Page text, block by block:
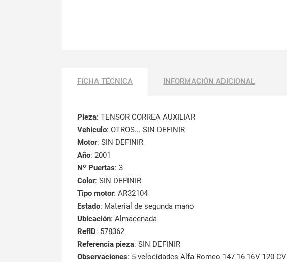
FICHA TÉCNICA INFORMACIÓN ADICIONAL
Pieza: TENSOR CORREA AUXILIAR
Vehículo: OTROS... SIN DEFINIR
Motor: SIN DEFINIR
Año: 2001
Nº Puertas: 3
Color: SIN DEFINIR
Tipo motor: AR32104
Estado: Material de segunda mano
Ubicación: Almacenada
RefID: 578362
Referencia pieza: SIN DEFINIR
Observaciones: 5 velocidades Alfa Romeo 147 16 16V 120 CV